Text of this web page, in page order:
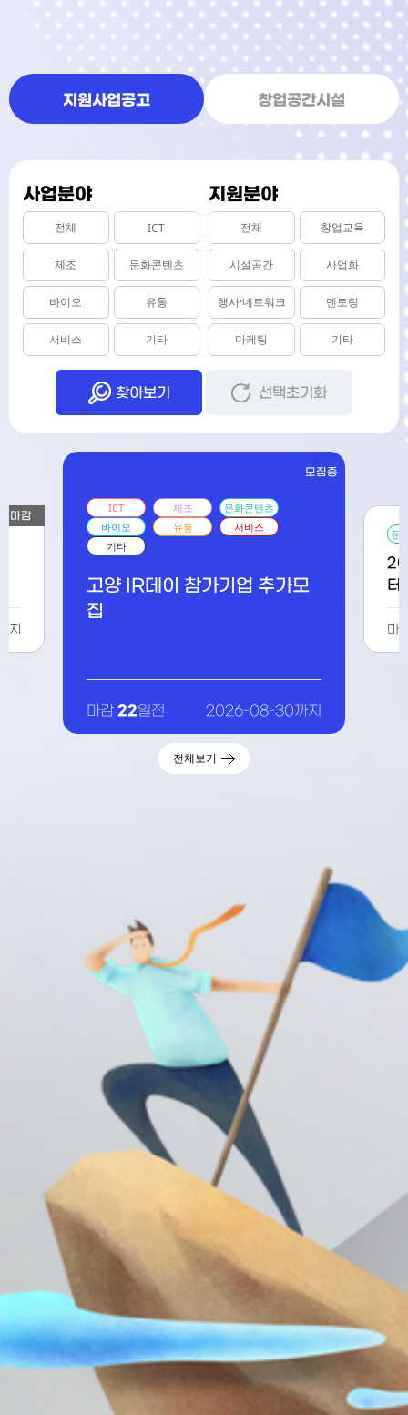
지원사업공고 창업공간시설
사업분야
전체 ICT
제조 문화콘텐츠
바이오 유통
서비스 기타
지원분야
전체 창업교육
시설공간 사업화
행사·네트워크 멘토링
마케팅 기타
찾아보기 선택초기화
지
마감
ICT 제조
문화콘텐츠
바이오
유통
서비스
기타
고양 IR데이 참가기업 추가모
집
마감 22일전 2026-08-30까지
모집중
문
터
마
전체보기